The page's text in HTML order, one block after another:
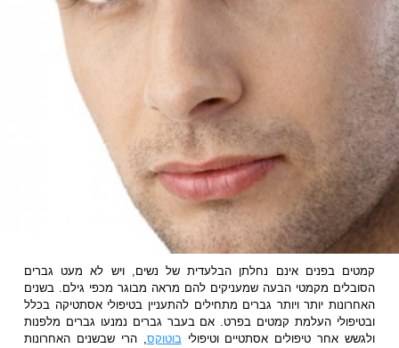
קמטים בפנים אינם נחלתן הבלעדית של נשים, ויש לא מעט גברים
הסובלים מקמטי הבעה שמעניקים להם מראה מבוגר מכפי גילם. בשנים
האחרונות יותר ויותר גברים מתחילים להתעניין בטיפולי אסתטיקה בכלל
ובטיפולי העלמת קמטים בפרט. אם בעבר גברים נמנעו גברים מלפנות
ולגשש אחר טיפולים אסתטיים וטיפוליבוטוקס, הרי שבשנים האחרונות